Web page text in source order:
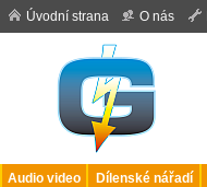
Úvodní strana O nás
Audio video Dílenské nářadí